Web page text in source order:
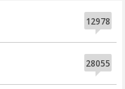
12978
28055